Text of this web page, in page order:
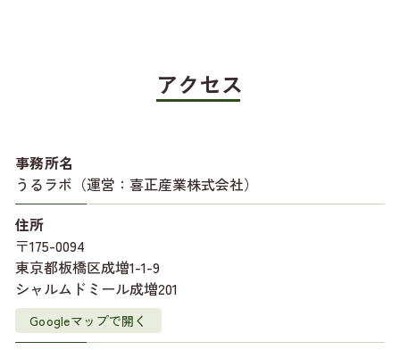
アクセス
事務所名
うるラボ（運営：喜正産業株式会社）
住所
〒175-0094
東京都板橋区成増1-1-9
シャルムドミール成増201
Googleマップで開く